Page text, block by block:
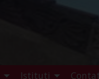
Istituti